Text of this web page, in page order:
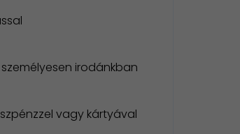
személyesen irodánkban
vagy kártyával